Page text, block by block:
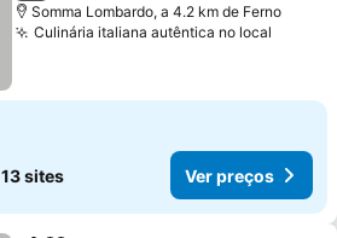
Somma Lombardo, a 4.2 km de Ferno
Culinária italiana autêntica no local
13 sites Ver preços